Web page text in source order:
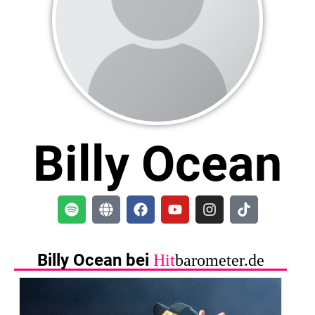
Billy Ocean
Billy Ocean bei Hitbarometer.de